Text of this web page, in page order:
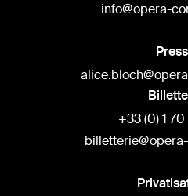
info@opera-
+33 (0) 1 70